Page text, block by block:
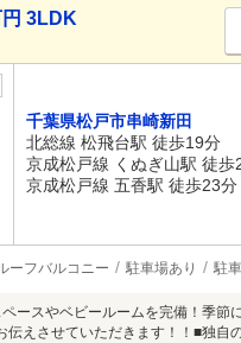
3LDK
千葉県松戸市串崎新田
北総線 松飛台駅 徒歩19分
京成松戸線 くぬぎ山駅 徒歩
京成松戸線 五香駅 徒歩23分
ーフバルコニー 駐車場あり 駐
ースやベビールームを完備！季節
伝えさせていただきます！！■独自